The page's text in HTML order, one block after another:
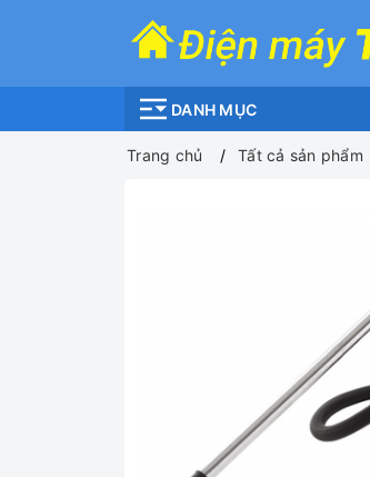
DANH MỤC
Trang chủ Tất cả sản phẩm